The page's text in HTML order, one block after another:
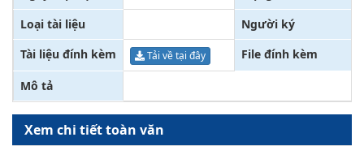
Loại tài liệu
Người ký
Tài liệu đính kèm
Tải về tại đây File đính kèm
Mô tả
Xem chi tiết toàn văn